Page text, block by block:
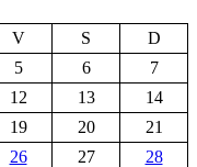
V S
D
5 6
7
12 13
14
19 20
21
26 27
28